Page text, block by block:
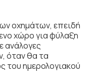
οχημάτων, επειδή
χώρο για φύλαξη
ανάλογες
όταν θα τα
του ημερολογιακού